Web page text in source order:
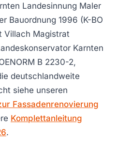
Landesinnung Maler
Bauordnung 1996 (K-BO
Villach Magistrat
Karnten
B 2230-2,
deutschlandweite
siehe unseren
Fassadenrenovierung
Komplettanleitung
.